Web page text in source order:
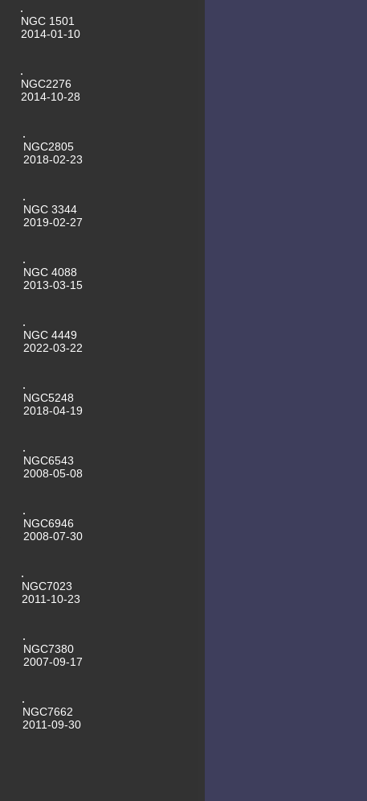
NGC 1501
2014-01-10
NGC2276
2014-10-28
NGC2805
2018-02-23
NGC 3344
2019-02-27
NGC 4088
2013-03-15
NGC 4449
2022-03-22
NGC5248
2018-04-19
NGC6543
2008-05-08
NGC6946
2008-07-30
NGC7023
2011-10-23
NGC7380
2007-09-17
NGC7662
2011-09-30